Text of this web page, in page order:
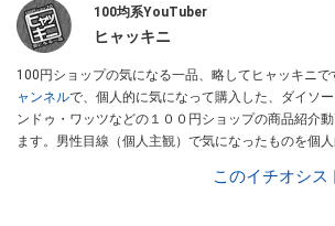
100均系YouTuber
ヒャッキニ
100円ショップの気になる一品、略してヒャッキニで
ャンネルで、個人的に気になって購入した、ダイソ
ンドゥ・ワッツなどの１００円ショップの商品紹介
ます。男性目線（個人主観）で気になったものを個
このイチオシス